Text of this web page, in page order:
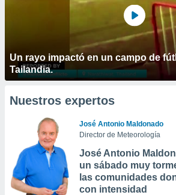
Un rayo impactó en un campo de
Tailandia.
Nuestros expertos
José Antonio Maldonado
Director de Meteorología
José Antonio
un sábado muy
las comunidades
con intensidad